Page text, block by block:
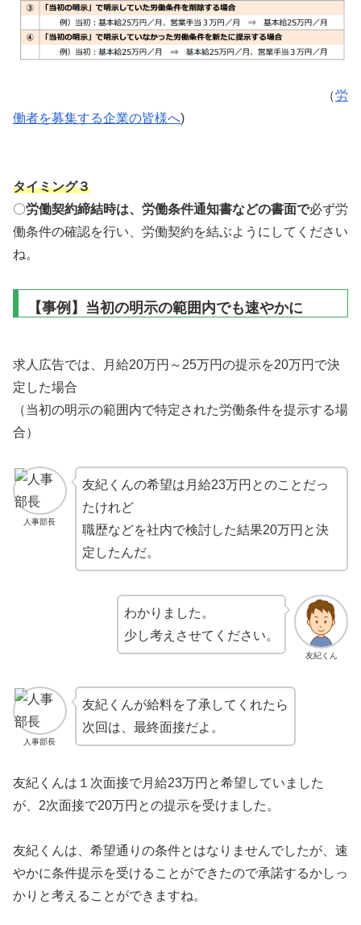
（労
働者を募集する企業の皆様へ)
タイミング３
〇労働契約締結時は、労働条件通知書などの書面で必ず労
働条件の確認を行い、労働契約を結ぶようにしてください
ね。
【事例】当初の明示の範囲内でも速やかに
求人広告では、月給20万円～25万円の提示を20万円で決
定した場合
（当初の明示の範囲内で特定された労働条件を提示する場
合）
人事部長
友紀くんの希望は月給23万円とのことだっ
たけれど
職歴などを社内で検討した結果20万円と決
定したんだ。
友紀くん
わかりました。
少し考えさせてください。
人事部長
友紀くんが給料を了承してくれたら
次回は、最終面接だよ。
友紀くんは１次面接で月給23万円と希望していました
が、2次面接で20万円との提示を受けました。
友紀くんは、希望通りの条件とはなりませんでしたが、速
やかに条件提示を受けることができたので承諾するかしっ
かりと考えることができますね。